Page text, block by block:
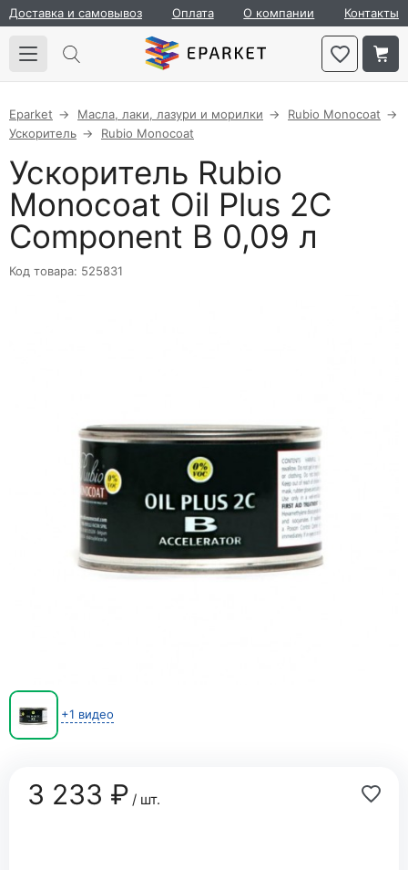
Доставка и самовывоз Оплата О компании Контакты
Eparket Масла, лаки, лазури и морилки
Rubio Monocoat
Ускоритель
Rubio Monocoat
Ускоритель Rubio
Monocoat Oil Plus 2C
Component B 0,09 л
Код товара: 525831
+1 видео
3 233 ₽/ шт.